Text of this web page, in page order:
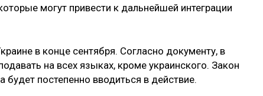
могут привести к дальнейшей интеграции
в конце сентября. Согласно документу, в
на всех языках, кроме украинского. Закон
будет постепенно вводиться в действие.